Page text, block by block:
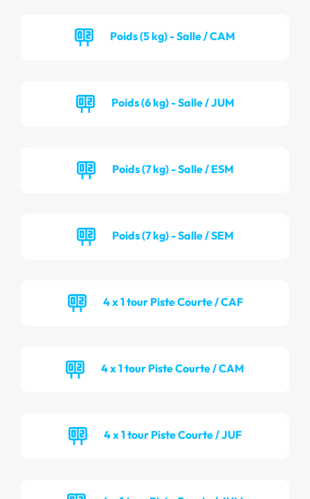
Poids (5 kg) - Salle / CAM
Poids (6 kg) - Salle / JUM
Poids (7 kg) - Salle / ESM
Poids (7 kg) - Salle / SEM
4 x 1 tour Piste Courte / CAF
4 x 1 tour Piste Courte / CAM
4 x 1 tour Piste Courte / JUF